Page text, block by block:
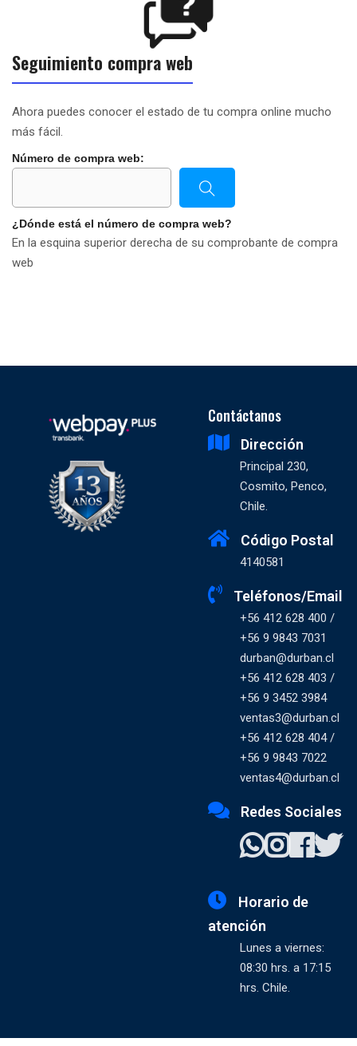
Seguimiento compra web
Ahora puedes conocer el estado de tu compra online mucho
más fácil.
Número de compra web:
¿Dónde está el número de compra web?
En la esquina superior derecha de su comprobante de compra
web
Contáctanos
Dirección
Principal 230,
Cosmito, Penco,
Chile.
Código Postal
4140581
Teléfonos/Email
+56 412 628 400 /
+56 9 9843 7031
durban@durban.cl
+56 412 628 403 /
+56 9 3452 3984
ventas3@durban.cl
+56 412 628 404 /
+56 9 9843 7022
ventas4@durban.cl
Redes Sociales
Horario de
atención
Lunes a viernes:
08:30 hrs. a 17:15
hrs. Chile.